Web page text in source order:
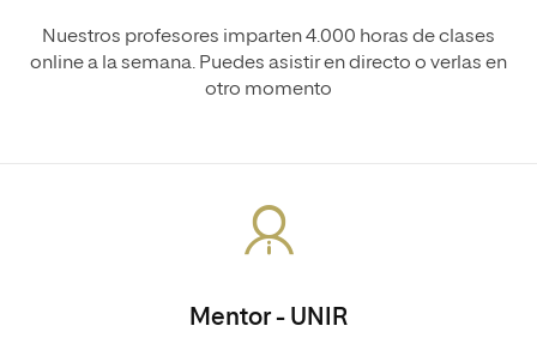
Nuestros profesores imparten 4.000 horas de clases
online a la semana. Puedes asistir en directo o verlas en
otro momento
Mentor - UNIR